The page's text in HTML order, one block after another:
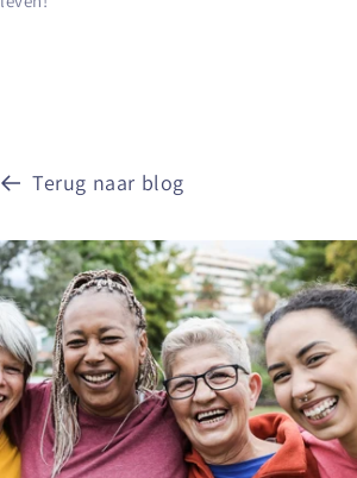
Terug naar blog